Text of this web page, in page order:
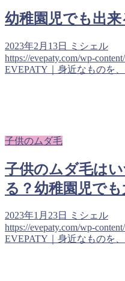
幼稚園児でも出来
2023年2月13日
ミシェル
https://evepaty.com/wp-
EVEPATY｜身近なものを
子供のムダ毛
子供のムダ毛は
る？幼稚園児で
2023年1月23日
ミシェル
https://evepaty.com/wp-
EVEPATY｜身近なものを